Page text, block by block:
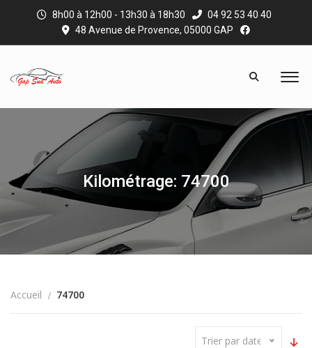
8h00 à 12h00 - 13h30 à 18h30
04 92 53 40 40
48 Avenue de Provence, 05000 GAP
Kilométrage: 74700
Accueil 74700
Trier par date